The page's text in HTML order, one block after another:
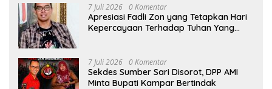
7 Juli 2026 0 Komentar
Apresiasi Fadli Zon yang Tetapkan Hari
Kepercayaan Terhadap Tuhan Yang
7 Juli 2026 0 Komentar
Sekdes Sumber Sari Disorot, DPP AMI
Minta Bupati Kampar Bertindak